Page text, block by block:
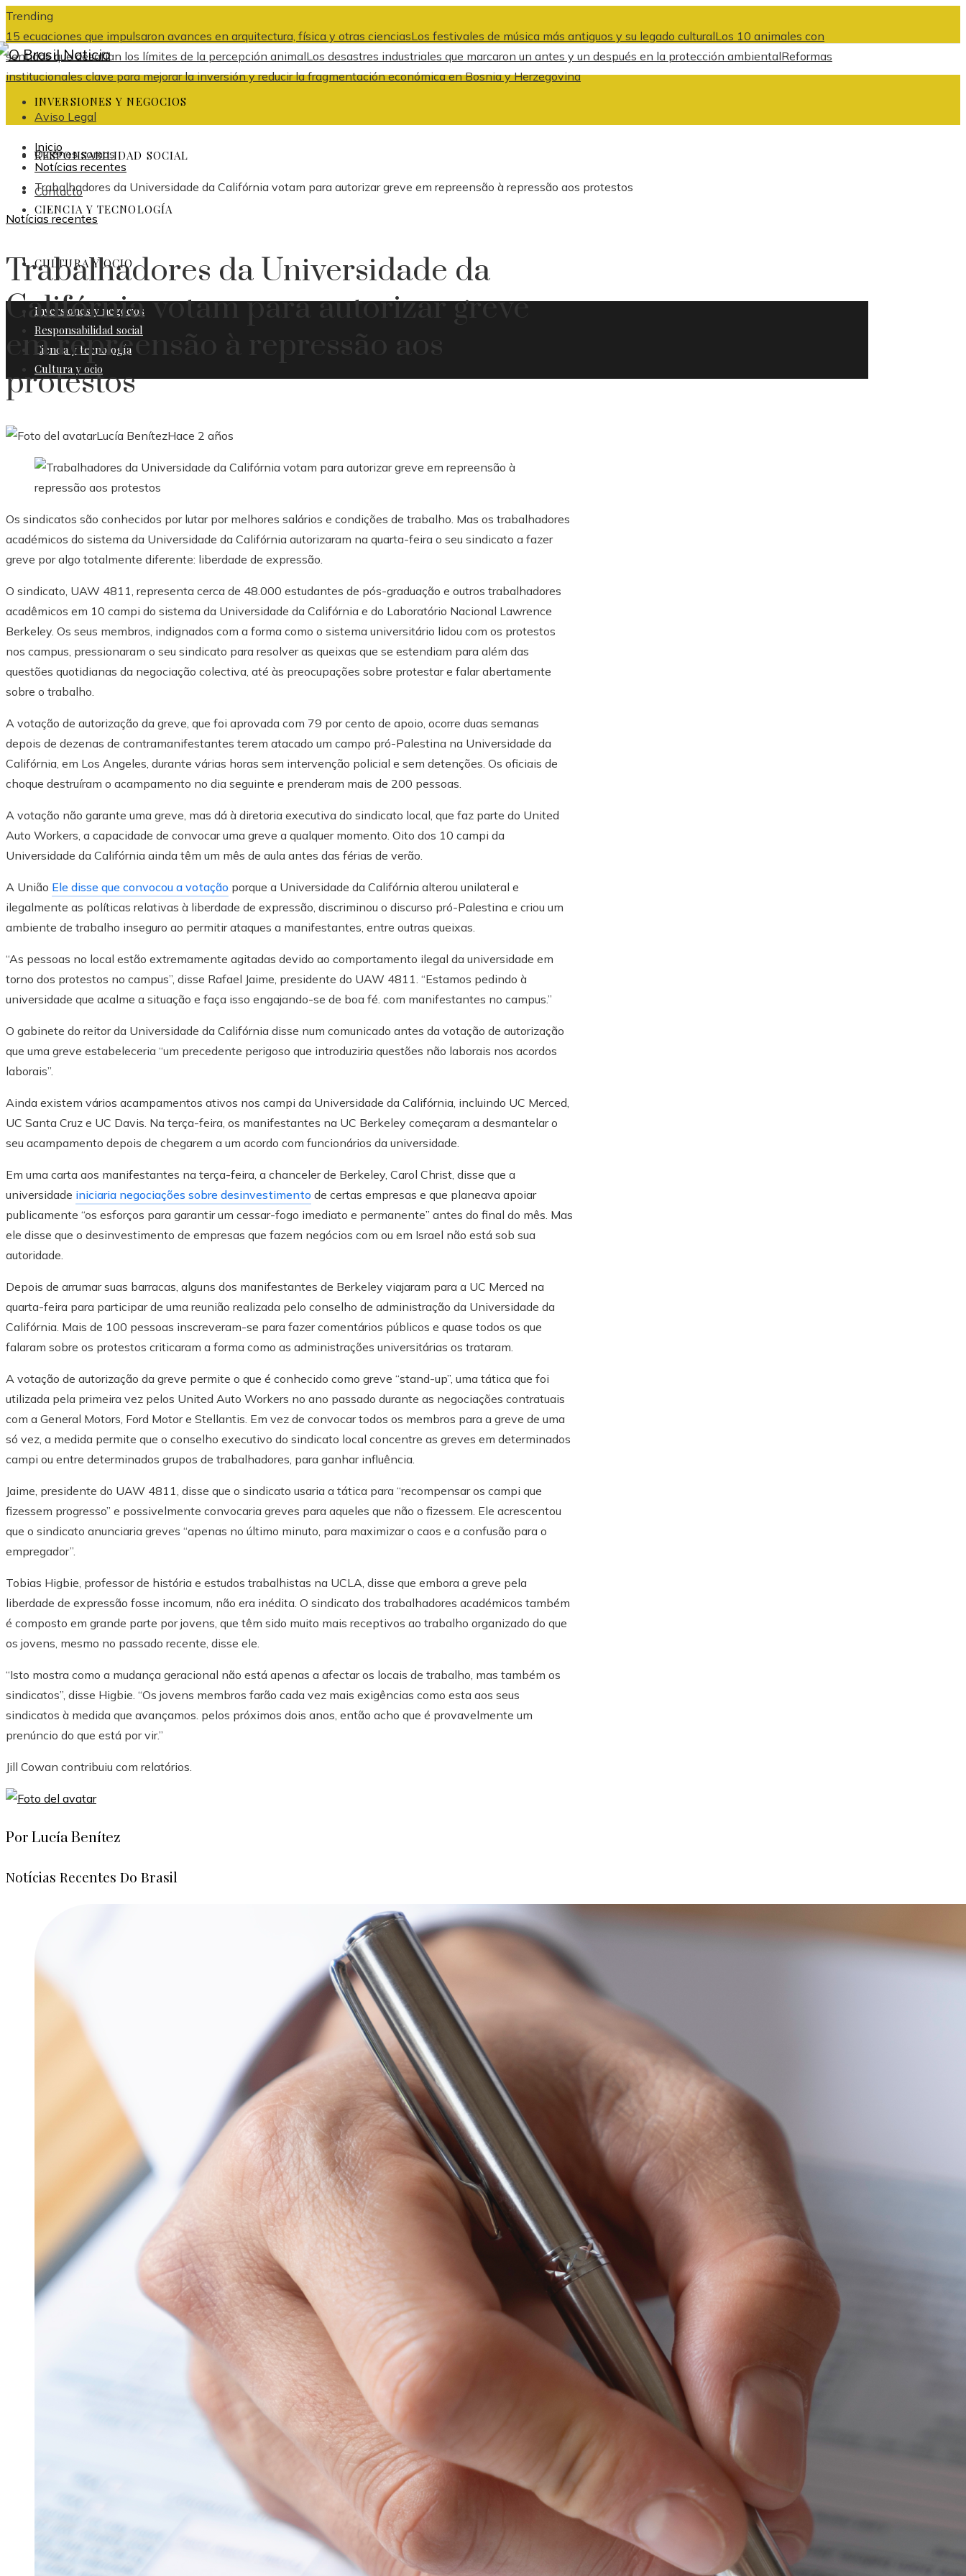
Trending
15 ecuaciones que impulsaron avances en arquitectura, física y otras cienciasLos festivales de música más antiguos y su legado culturalLos 10 animales con
sentidos que desafían los límites de la percepción animalLos desastres industriales que marcaron un antes y un después en la protección ambientalReformas
institucionales clave para mejorar la inversión y reducir la fragmentación económica en Bosnia y Herzegovina
Aviso Legal
Quiénes somos
Contacto
INVERSIONES Y NEGOCIOS
RESPONSABILIDAD SOCIAL
CIENCIA Y TECNOLOGÍA
CULTURA Y OCIO
Inversiones y negocios
Responsabilidad social
Ciencia y tecnología
Cultura y ocio
Inicio
Notícias recentes
Trabalhadores da Universidade da Califórnia votam para autorizar greve em repreensão à repressão aos protestos
Notícias recentes
Trabalhadores da Universidade da
Califórnia votam para autorizar greve
em repreensão à repressão aos
protestos
Lucía BenítezHace 2 años
Os sindicatos são conhecidos por lutar por melhores salários e condições de trabalho. Mas os trabalhadores
académicos do sistema da Universidade da Califórnia autorizaram na quarta-feira o seu sindicato a fazer
greve por algo totalmente diferente: liberdade de expressão.
O sindicato, UAW 4811, representa cerca de 48.000 estudantes de pós-graduação e outros trabalhadores
acadêmicos em 10 campi do sistema da Universidade da Califórnia e do Laboratório Nacional Lawrence
Berkeley. Os seus membros, indignados com a forma como o sistema universitário lidou com os protestos
nos campus, pressionaram o seu sindicato para resolver as queixas que se estendiam para além das
questões quotidianas da negociação colectiva, até às preocupações sobre protestar e falar abertamente
sobre o trabalho.
A votação de autorização da greve, que foi aprovada com 79 por cento de apoio, ocorre duas semanas
depois de dezenas de contramanifestantes terem atacado um campo pró-Palestina na Universidade da
Califórnia, em Los Angeles, durante várias horas sem intervenção policial e sem detenções. Os oficiais de
choque destruíram o acampamento no dia seguinte e prenderam mais de 200 pessoas.
A votação não garante uma greve, mas dá à diretoria executiva do sindicato local, que faz parte do United
Auto Workers, a capacidade de convocar uma greve a qualquer momento. Oito dos 10 campi da
Universidade da Califórnia ainda têm um mês de aula antes das férias de verão.
A União Ele disse que convocou a votação porque a Universidade da Califórnia alterou unilateral e
ilegalmente as políticas relativas à liberdade de expressão, discriminou o discurso pró-Palestina e criou um
ambiente de trabalho inseguro ao permitir ataques a manifestantes, entre outras queixas.
“As pessoas no local estão extremamente agitadas devido ao comportamento ilegal da universidade em
torno dos protestos no campus”, disse Rafael Jaime, presidente do UAW 4811. “Estamos pedindo à
universidade que acalme a situação e faça isso engajando-se de boa fé. com manifestantes no campus.”
O gabinete do reitor da Universidade da Califórnia disse num comunicado antes da votação de autorização
que uma greve estabeleceria “um precedente perigoso que introduziria questões não laborais nos acordos
laborais”.
Ainda existem vários acampamentos ativos nos campi da Universidade da Califórnia, incluindo UC Merced,
UC Santa Cruz e UC Davis. Na terça-feira, os manifestantes na UC Berkeley começaram a desmantelar o
seu acampamento depois de chegarem a um acordo com funcionários da universidade.
Em uma carta aos manifestantes na terça-feira, a chanceler de Berkeley, Carol Christ, disse que a
universidade iniciaria negociações sobre desinvestimento de certas empresas e que planeava apoiar
publicamente “os esforços para garantir um cessar-fogo imediato e permanente” antes do final do mês. Mas
ele disse que o desinvestimento de empresas que fazem negócios com ou em Israel não está sob sua
autoridade.
Depois de arrumar suas barracas, alguns dos manifestantes de Berkeley viajaram para a UC Merced na
quarta-feira para participar de uma reunião realizada pelo conselho de administração da Universidade da
Califórnia. Mais de 100 pessoas inscreveram-se para fazer comentários públicos e quase todos os que
falaram sobre os protestos criticaram a forma como as administrações universitárias os trataram.
A votação de autorização da greve permite o que é conhecido como greve “stand-up”, uma tática que foi
utilizada pela primeira vez pelos United Auto Workers no ano passado durante as negociações contratuais
com a General Motors, Ford Motor e Stellantis. Em vez de convocar todos os membros para a greve de uma
só vez, a medida permite que o conselho executivo do sindicato local concentre as greves em determinados
campi ou entre determinados grupos de trabalhadores, para ganhar influência.
Jaime, presidente do UAW 4811, disse que o sindicato usaria a tática para “recompensar os campi que
fizessem progresso” e possivelmente convocaria greves para aqueles que não o fizessem. Ele acrescentou
que o sindicato anunciaria greves “apenas no último minuto, para maximizar o caos e a confusão para o
empregador”.
Tobias Higbie, professor de história e estudos trabalhistas na UCLA, disse que embora a greve pela
liberdade de expressão fosse incomum, não era inédita. O sindicato dos trabalhadores académicos também
é composto em grande parte por jovens, que têm sido muito mais receptivos ao trabalho organizado do que
os jovens, mesmo no passado recente, disse ele.
“Isto mostra como a mudança geracional não está apenas a afectar os locais de trabalho, mas também os
sindicatos”, disse Higbie. “Os jovens membros farão cada vez mais exigências como esta aos seus
sindicatos à medida que avançamos. pelos próximos dois anos, então acho que é provavelmente um
prenúncio do que está por vir.”
Jill Cowan contribuiu com relatórios.
Por Lucía Benítez
Notícias Recentes Do Brasil